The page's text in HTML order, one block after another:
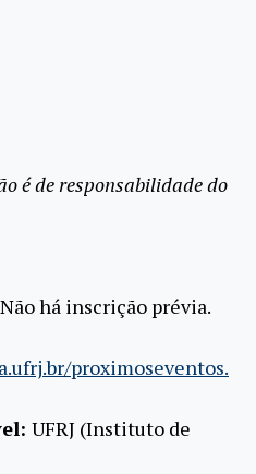
é de responsabilidade do
Não há inscrição prévia.
proximoseventos.
UFRJ (Instituto de